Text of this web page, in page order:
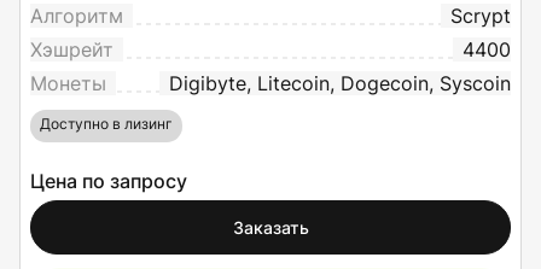
Алгоритм
Scrypt
Хэшрейт
4400
Монеты
Digibyte, Litecoin, Dogecoin, Syscoin
Доступно в лизинг
Цена по запросу
Заказать